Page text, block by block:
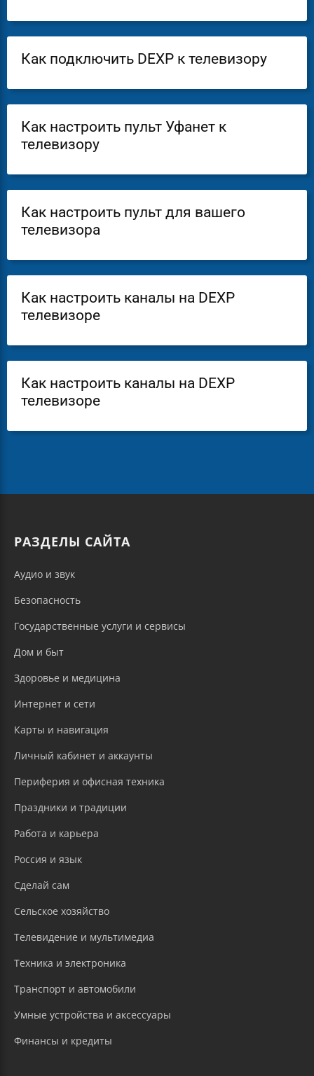
Как подключить DEXP к телевизору
Как настроить пульт Уфанет к
телевизору
Как настроить пульт для вашего
телевизора
Как настроить каналы на DEXP
телевизоре
Как настроить каналы на DEXP
телевизоре
РАЗДЕЛЫ САЙТА
Аудио и звук
Безопасность
Государственные услуги и сервисы
Дом и быт
Здоровье и медицина
Интернет и сети
Карты и навигация
Личный кабинет и аккаунты
Периферия и офисная техника
Праздники и традиции
Работа и карьера
Россия и язык
Сделай сам
Сельское хозяйство
Телевидение и мультимедиа
Техника и электроника
Транспорт и автомобили
Умные устройства и аксессуары
Финансы и кредиты